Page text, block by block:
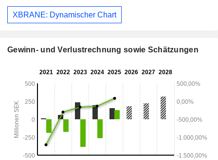
XBRANE: Dynamischer Chart
Gewinn- und Verlustrechnung sowie Schätzungen